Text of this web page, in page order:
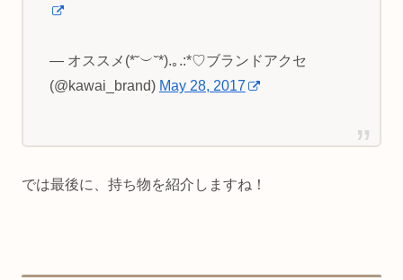
— オススメ(*˘︶˘*).｡.:*♡ブランドアクセ
(@kawai_brand) May 28, 2017
では最後に、持ち物を紹介しますね！